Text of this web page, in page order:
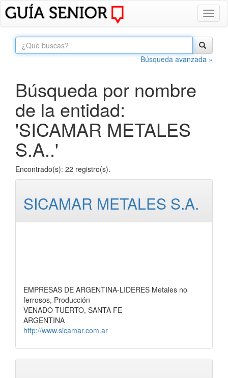
Búsqueda avanzada »
Búsqueda por nombre
de la entidad:
'SICAMAR METALES
S.A..'
Encontrado(s): 22 registro(s).
SICAMAR METALES S.A.
EMPRESAS DE ARGENTINA-LIDERES Metales no
ferrosos, Producción
VENADO TUERTO, SANTA FE
ARGENTINA
http://www.sicamar.com.ar